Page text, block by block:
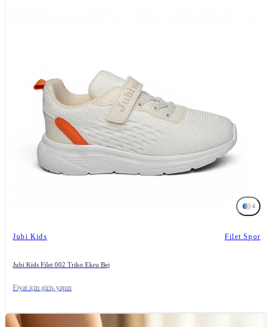
4
Jubi Kids Filet Spor
Jubi Kids Filet 002 Triko Ekru Bej
Fiyat için giriş yapın